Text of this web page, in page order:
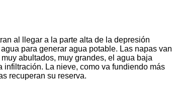
al llegar a la parte alta de la depresión
para generar agua potable. Las napas van
abultados, muy grandes, el agua baja
La nieve, como va fundiendo más
recuperan su reserva.